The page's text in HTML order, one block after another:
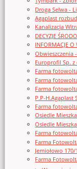
Droga Selwa -
Agaplast
Kanalizacja
DECYZJE
INFORMACJE O
Obwieszczenia
Europrofil Sp.
Farma
Farma
Farma
P.P-H.Agaplast
Farma
Osiedle
Osiedle
Farma
Farma
Jemiołowo 170/1
Farma